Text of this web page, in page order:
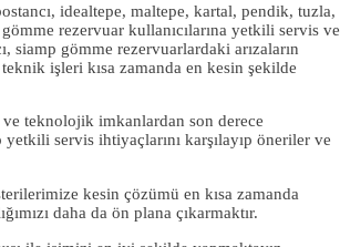
idealtepe, maltepe, kartal, pendik, tuzla,
rezervuar kullanıcılarına yetkili servis ve
siamp gömme rezervuarlardaki arızaların
işleri kısa zamanda en kesin şekilde
teknolojik imkanlardan son derece
servis ihtiyaçlarını karşılayıp öneriler ve
kesin çözümü en kısa zamanda
daha da ön plana çıkarmaktır.